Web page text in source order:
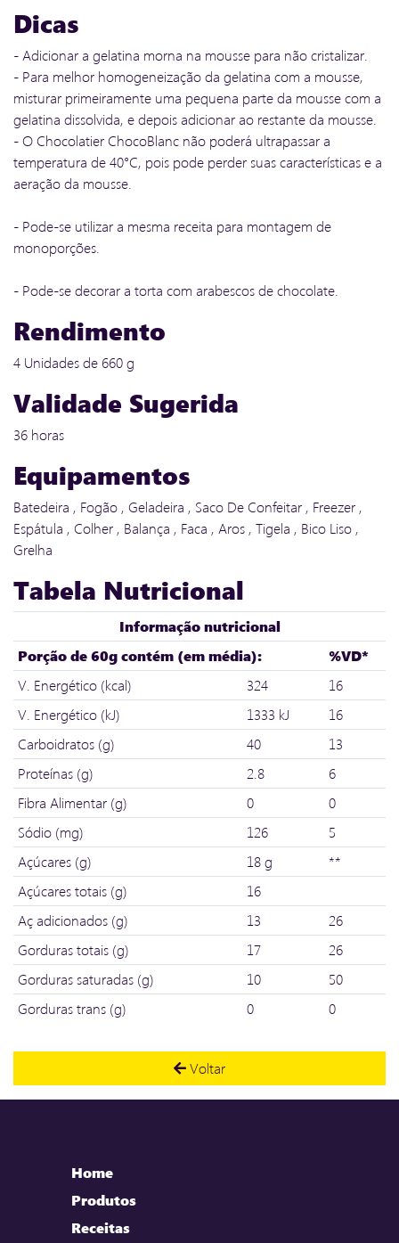
Dicas
- Adicionar a gelatina morna na mousse para não cristalizar.
- Para melhor homogeneização da gelatina com a mousse,
misturar primeiramente uma pequena parte da mousse com a
gelatina dissolvida, e depois adicionar ao restante da mousse.
- O Chocolatier ChocoBlanc não poderá ultrapassar a
temperatura de 40°C, pois pode perder suas características e a
aeração da mousse.
- Pode-se utilizar a mesma receita para montagem de
monoporções.
- Pode-se decorar a torta com arabescos de chocolate.
Rendimento
4 Unidades de 660 g
Validade Sugerida
36 horas
Equipamentos
Batedeira , Fogão , Geladeira , Saco De Confeitar , Freezer ,
Espátula , Colher , Balança , Faca , Aros , Tigela , Bico Liso ,
Grelha
Tabela Nutricional
Informação nutricional
Porção de 60g contém (em média):
%VD*
V. Energético (kcal)
324
16
V. Energético (kJ)
1333 kJ
16
Carboidratos (g)
40
13
Proteínas (g)
2.8
6
Fibra Alimentar (g)
0
0
Sódio (mg)
126
5
Açúcares (g)
18 g
**
Açúcares totais (g)
16
Aç adicionados (g)
13
26
Gorduras totais (g)
17
26
Gorduras saturadas (g)
10
50
Gorduras trans (g)
0 0
Voltar
Home
Produtos
Receitas